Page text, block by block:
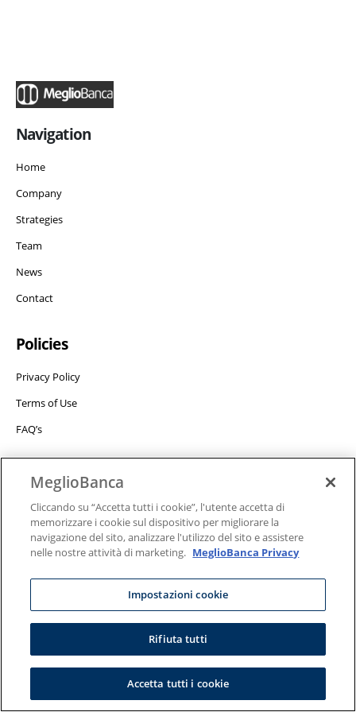
Navigation
Home
Company
Strategies
Team
News
Contact
Policies
Privacy Policy
Terms of Use
FAQ’s
Porto Finance © 2022. All Rights Reserved.
MeglioBanca
Cliccando su “Accetta tutti i cookie”, l'utente accetta di
memorizzare i cookie sul dispositivo per migliorare la
navigazione del sito, analizzare l'utilizzo del sito e assistere
nelle nostre attività di marketing. MeglioBanca Privacy
Impostazioni cookie
Rifiuta tutti
Accetta tutti i cookie